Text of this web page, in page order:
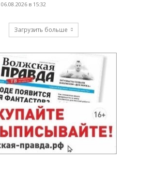
06.08.2026 в 15:32
Загрузить больше